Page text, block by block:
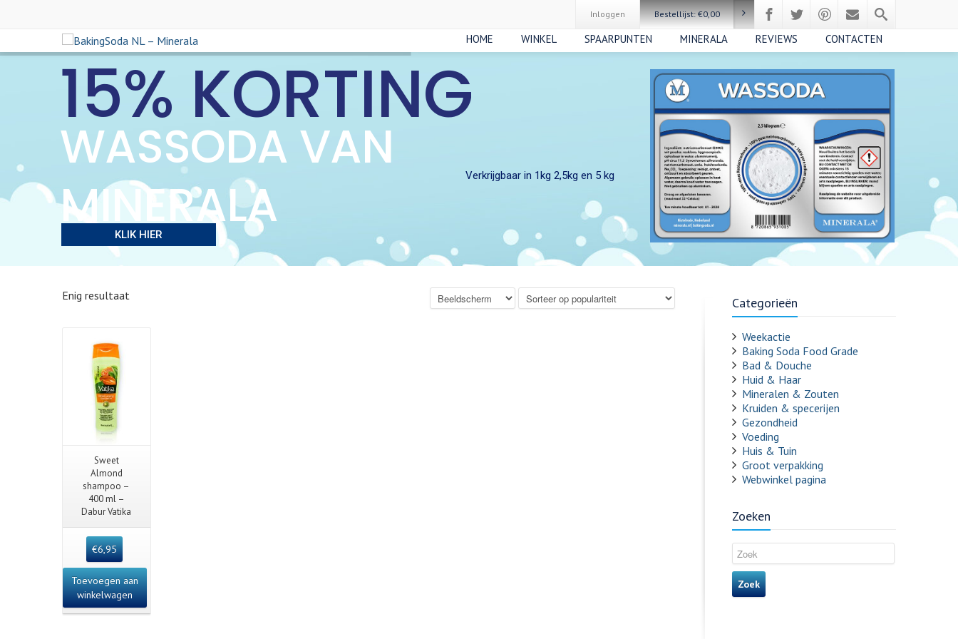
Inloggen Bestellijst:€0,00
HOME WINKEL SPAARPUNTEN MINERALA REVIEWS CONTACTEN
15% KORTING
KLIK HIER
WASSODA VAN
MINERALA
Verkrijgbaar in 1kg 2,5kg en 5 kg
Enig resultaat
Quick View
Sweet
Almond
shampoo –
400 ml –
Dabur Vatika
€6,95
Toevoegen aan
winkelwagen
Categorieën
Weekactie
Baking Soda Food Grade
Bad & Douche
Huid & Haar
Mineralen & Zouten
Kruiden & specerijen
Gezondheid
Voeding
Huis & Tuin
Groot verpakking
Webwinkel pagina
Zoeken
Zoek